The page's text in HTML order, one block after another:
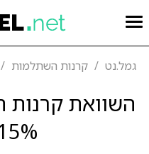
גמל.נט קרנות השתלמות
השוואת
15%